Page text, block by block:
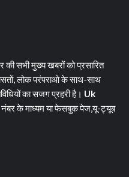
की सभी मुख्य खबरों को प्रसारित
लोक परंपराओ के साथ-साथ
का सजग प्रहरी है। Uk
के माध्यम या फेसबुक पेज,यू-ट्यूब